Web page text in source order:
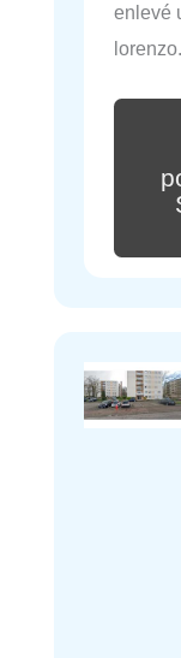
enlevé
lorenzo.